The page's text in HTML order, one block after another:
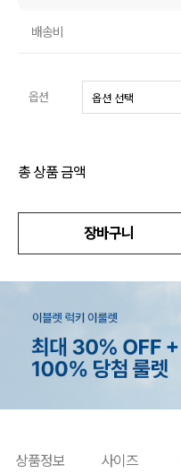
니트배송비
옵션
총 상품 금액
장바구니
상품정보 사이즈